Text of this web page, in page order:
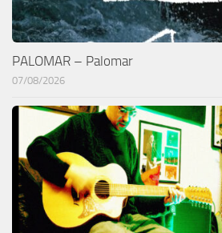
PALOMAR – Palomar
07/08/2026